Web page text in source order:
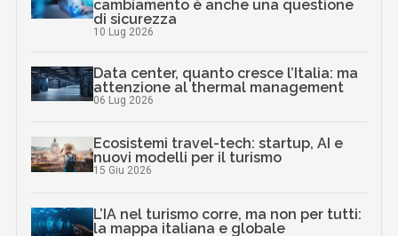
cambiamento è anche una questione
di sicurezza
10 Lug 2026
Data center, quanto cresce l’Italia: ma
attenzione al thermal management
06 Lug 2026
Ecosistemi travel-tech: startup, AI e
nuovi modelli per il turismo
15 Giu 2026
L’IA nel turismo corre, ma non per tutti:
la mappa italiana e globale